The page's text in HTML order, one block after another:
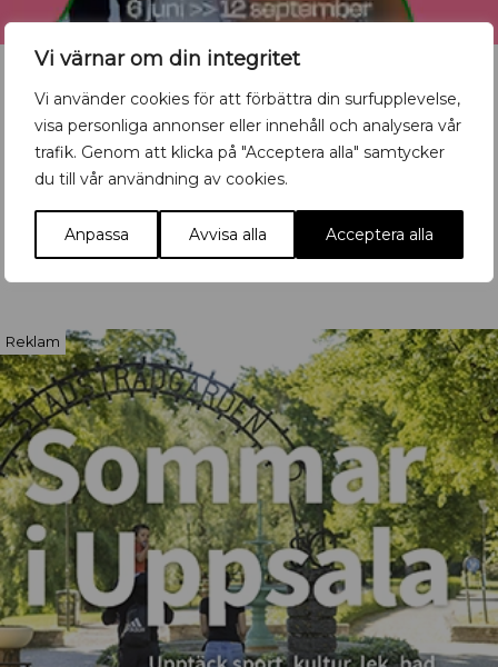
Vi värnar om din integritet
Vi använder cookies för att förbättra din surfupplevelse,
visa personliga annonser eller innehåll och analysera vår
trafik. Genom att klicka på "Acceptera alla" samtycker
du till vår användning av cookies.
Anpassa Avvisa alla Acceptera alla
Vill du synas med ditt
evenemang?
Mata in ditt event här
Reklam